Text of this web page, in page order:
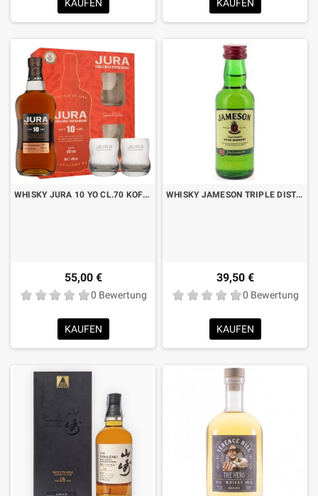
KAUFEN KAUFEN
WHISKY JURA 10 YO CL.70 KOFFER MIT 2 GLÄSERN
55,00 €
0 Bewertung
KAUFEN
WHISKY JAMESON TRIPLE DISTILLED CL.5 X 12 BT.
39,50 €
0 Bewertung
KAUFEN